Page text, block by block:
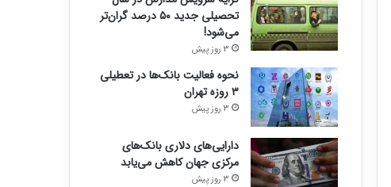
تحصیلی جدید ۵۰ درصد گران‌تر
می‌شود!
3 روز پیش
نحوه فعالیت بانک‌ها در تعطیلی
۳ روزه تهران
3 روز پیش
دارایی‌های دلاری بانک‌های
مرکزی جهان کاهش می‌یابد
3 روز پیش